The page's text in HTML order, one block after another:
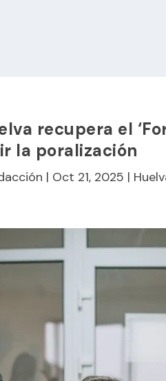
recupera el
la poralización
| Oct 21, 2025 |